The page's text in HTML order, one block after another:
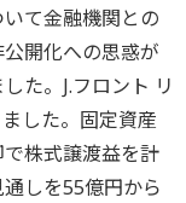
て金融機関との
開化への思惑が
た。J.フロント リ
した。固定資産
株式譲渡益を計
しを55億円から